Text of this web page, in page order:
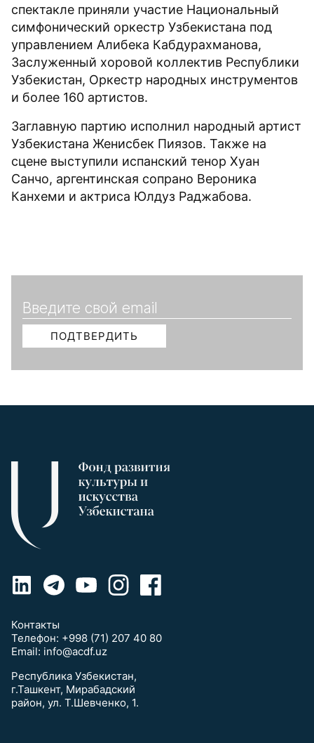
спектакле приняли участие Национальный
симфонический оркестр Узбекистана под
управлением Алибека Кабдурахманова,
Заслуженный хоровой коллектив Республики
Узбекистан, Оркестр народных инструментов
и более 160 артистов.
Заглавную партию исполнил народный артист
Узбекистана Женисбек Пиязов. Также на
сцене выступили испанский тенор Хуан
Санчо, аргентинская сопрано Вероника
Канхеми и актриса Юлдуз Раджабова.
Контакты
Телефон: +998 (71) 207 40 80
Email: info@acdf.uz
Республика Узбекистан,
г.Ташкент, Мирабадский
район, ул. Т.Шевченко, 1.